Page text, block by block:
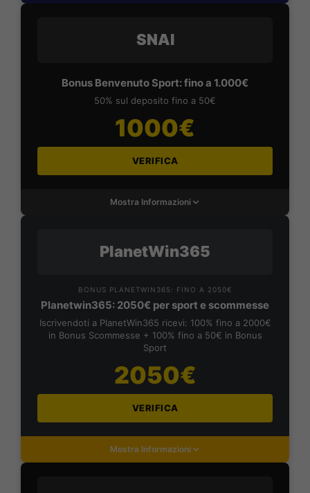
SNAI
Bonus Benvenuto Sport: fino a 1.000€
50% sul deposito fino a 50€
1000€
VERIFICA
Mostra Informazioni
PlanetWin365
BONUS PLANETWIN365: FINO A 2050€
Planetwin365: 2050€ per sport e scommesse
Iscrivendoti a PlanetWin365 ricevi: 100% fino a 2000€
in Bonus Scommesse + 100% fino a 50€ in Bonus
Sport
2050€
VERIFICA
Mostra Informazioni